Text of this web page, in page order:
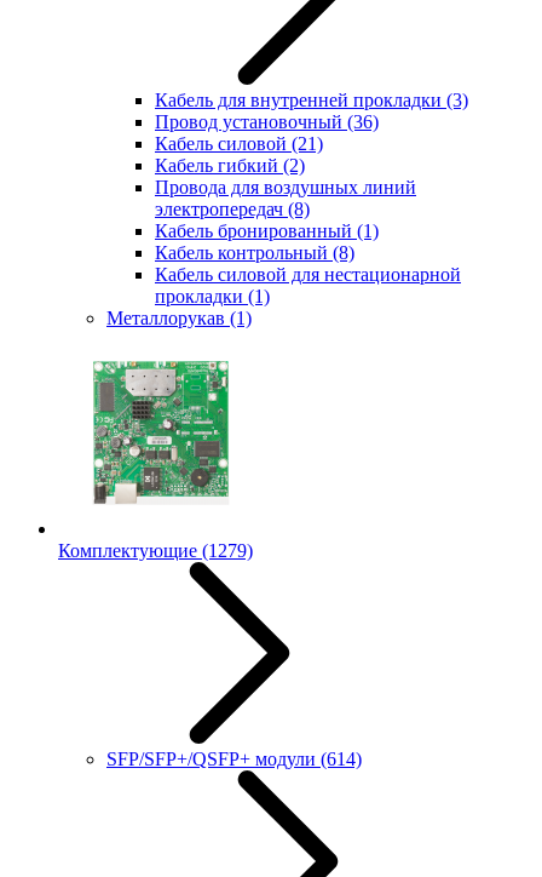
Кабель для внутренней прокладки (3)
Провод установочный (36)
Кабель силовой (21)
Кабель гибкий (2)
Провода для воздушных линий
электропередач (8)
Кабель бронированный (1)
Кабель контрольный (8)
Кабель силовой для нестационарной
прокладки (1)
Металлорукав (1)
Комплектующие (1279)
SFP/SFP+/QSFP+ модули (614)